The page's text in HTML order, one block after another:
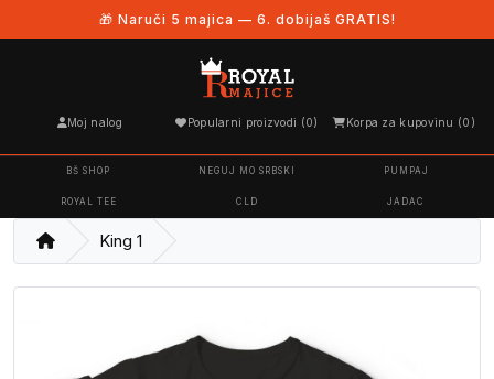
🎁 Naruči 5 majica — 6. dobijaš GRATIS!
Moj nalog Popularni proizvodi (0) Korpa za kupovinu (0)
BŠ SHOP NEGUJ MO SRBSKI PUMPAJ
ROYAL TEE CLD JADAC
King 1